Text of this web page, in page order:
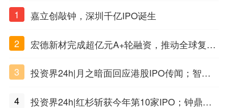
1 嘉立创敲钟，深圳千亿IPO诞生
2
宏德新材完成超亿元A+轮融资，推动全球复合
3
投资界24h|月之暗面回应港股IPO传闻；智元
4
投资界24h|红杉斩获今年第10家IPO；钟鼎投